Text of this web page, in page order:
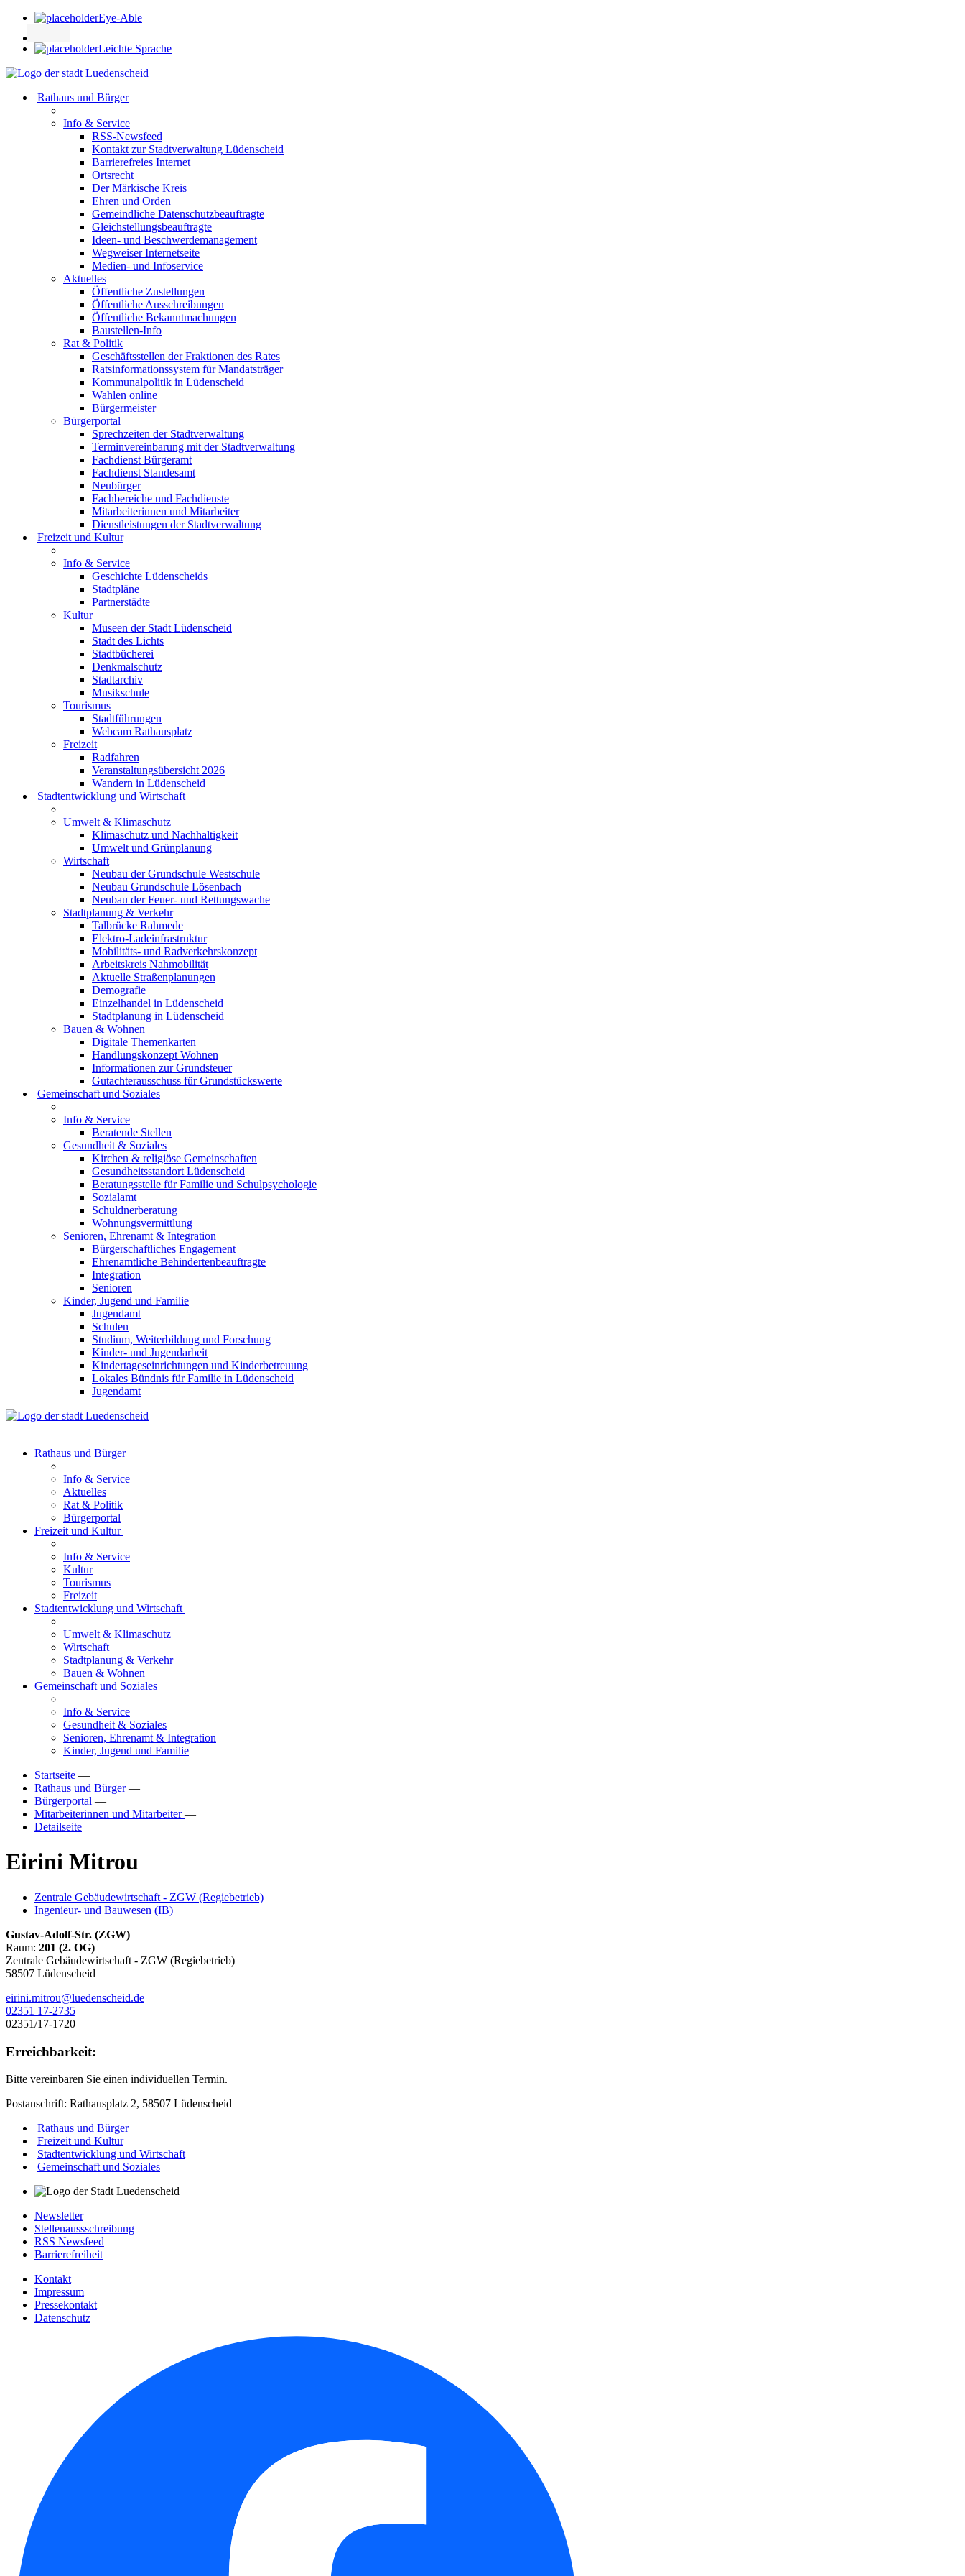
Eye-Able
Leichte Sprache
Rathaus und Bürger
Info & Service
RSS-Newsfeed
Kontakt zur Stadtverwaltung Lüdenscheid
Barrierefreies Internet
Ortsrecht
Der Märkische Kreis
Ehren und Orden
Gemeindliche Datenschutzbeauftragte
Gleichstellungsbeauftragte
Ideen- und Beschwerdemanagement
Wegweiser Internetseite
Medien- und Infoservice
Aktuelles
Öffentliche Zustellungen
Öffentliche Ausschreibungen
Öffentliche Bekanntmachungen
Baustellen-Info
Rat & Politik
Geschäftsstellen der Fraktionen des Rates
Ratsinformationssystem für Mandatsträger
Kommunalpolitik in Lüdenscheid
Wahlen online
Bürgermeister
Bürgerportal
Sprechzeiten der Stadtverwaltung
Terminvereinbarung mit der Stadtverwaltung
Fachdienst Bürgeramt
Fachdienst Standesamt
Neubürger
Fachbereiche und Fachdienste
Mitarbeiterinnen und Mitarbeiter
Dienstleistungen der Stadtverwaltung
Freizeit und Kultur
Info & Service
Geschichte Lüdenscheids
Stadtpläne
Partnerstädte
Kultur
Museen der Stadt Lüdenscheid
Stadt des Lichts
Stadtbücherei
Denkmalschutz
Stadtarchiv
Musikschule
Tourismus
Stadtführungen
Webcam Rathausplatz
Freizeit
Radfahren
Veranstaltungsübersicht 2026
Wandern in Lüdenscheid
Stadtentwicklung und Wirtschaft
Umwelt & Klimaschutz
Klimaschutz und Nachhaltigkeit
Umwelt und Grünplanung
Wirtschaft
Neubau der Grundschule Westschule
Neubau Grundschule Lösenbach
Neubau der Feuer- und Rettungswache
Stadtplanung & Verkehr
Talbrücke Rahmede
Elektro-Ladeinfrastruktur
Mobilitäts- und Radverkehrskonzept
Arbeitskreis Nahmobilität
Aktuelle Straßenplanungen
Demografie
Einzelhandel in Lüdenscheid
Stadtplanung in Lüdenscheid
Bauen & Wohnen
Digitale Themenkarten
Handlungskonzept Wohnen
Informationen zur Grundsteuer
Gutachterausschuss für Grundstückswerte
Gemeinschaft und Soziales
Info & Service
Beratende Stellen
Gesundheit & Soziales
Kirchen & religiöse Gemeinschaften
Gesundheitsstandort Lüdenscheid
Beratungsstelle für Familie und Schulpsychologie
Sozialamt
Schuldnerberatung
Wohnungsvermittlung
Senioren, Ehrenamt & Integration
Bürgerschaftliches Engagement
Ehrenamtliche Behindertenbeauftragte
Integration
Senioren
Kinder, Jugend und Familie
Jugendamt
Schulen
Studium, Weiterbildung und Forschung
Kinder- und Jugendarbeit
Kindertageseinrichtungen und Kinderbetreuung
Lokales Bündnis für Familie in Lüdenscheid
Jugendamt
Rathaus und Bürger
Info & Service
Aktuelles
Rat & Politik
Bürgerportal
Freizeit und Kultur
Info & Service
Kultur
Tourismus
Freizeit
Stadtentwicklung und Wirtschaft
Umwelt & Klimaschutz
Wirtschaft
Stadtplanung & Verkehr
Bauen & Wohnen
Gemeinschaft und Soziales
Info & Service
Gesundheit & Soziales
Senioren, Ehrenamt & Integration
Kinder, Jugend und Familie
Startseite —
Rathaus und Bürger—
Bürgerportal —
Mitarbeiterinnen und Mitarbeiter—
Detailseite
Eirini Mitrou
Zentrale Gebäudewirtschaft - ZGW (Regiebetrieb)
Ingenieur- und Bauwesen (IB)
Gustav-Adolf-Str. (ZGW)
Raum: 201 (2. OG)
Zentrale Gebäudewirtschaft - ZGW (Regiebetrieb)
58507 Lüdenscheid
eirini.mitrou@luedenscheid.de
02351 17-2735
02351/17-1720
Erreichbarkeit:
Bitte vereinbaren Sie einen individuellen Termin.
Postanschrift: Rathausplatz 2, 58507 Lüdenscheid
Rathaus und Bürger
Freizeit und Kultur
Stadtentwicklung und Wirtschaft
Gemeinschaft und Soziales
Newsletter
Stellenaussschreibung
RSS Newsfeed
Barrierefreiheit
Kontakt
Impressum
Pressekontakt
Datenschutz